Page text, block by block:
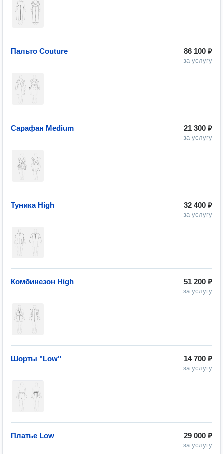
86 100 ₽
за услугу
Пальто Couture
21 300 ₽
за услугу
Сарафан Medium
32 400 ₽
за услугу
Туника High
51 200 ₽
за услугу
Комбинезон High
14 700 ₽
за услугу
Шорты "Low"
29 000 ₽
за услугу
Платье Low